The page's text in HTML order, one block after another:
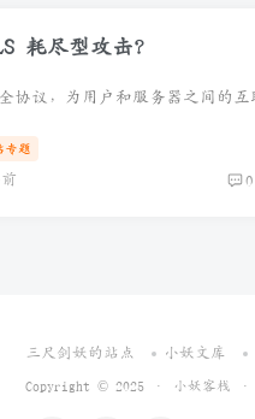
耗尽型攻击？
专题
0
三尺剑妖的站点 小妖文库
Copyright © 2025 · 小妖客栈 ·